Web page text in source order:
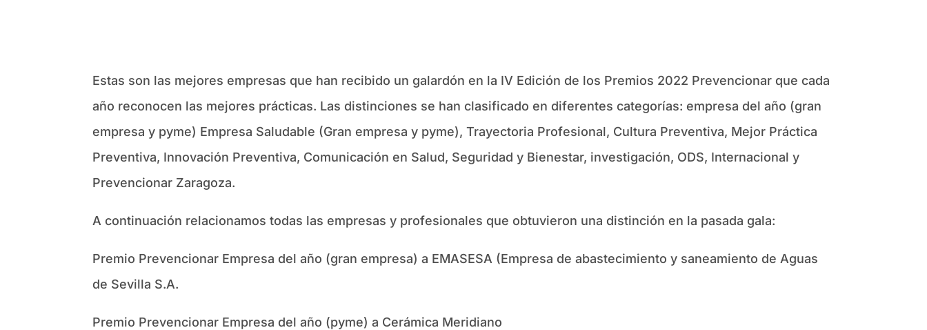
Estas son las mejores empresas que han recibido un galardón en la IV Edición de los Premios 2022 Prevencionar que cada
año reconocen las mejores prácticas. Las distinciones se han clasificado en diferentes categorías: empresa del año (gran
empresa y pyme) Empresa Saludable (Gran empresa y pyme), Trayectoria Profesional, Cultura Preventiva, Mejor Práctica
Preventiva, Innovación Preventiva, Comunicación en Salud, Seguridad y Bienestar, investigación, ODS, Internacional y
Prevencionar Zaragoza.
A continuación relacionamos todas las empresas y profesionales que obtuvieron una distinción en la pasada gala:
Premio Prevencionar Empresa del año (gran empresa) a EMASESA (Empresa de abastecimiento y saneamiento de Aguas
de Sevilla S.A.
Premio Prevencionar Empresa del año (pyme) a Cerámica Meridiano